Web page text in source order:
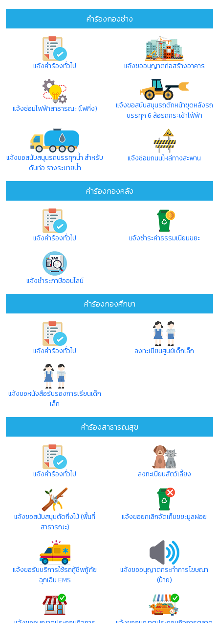
คำร้องกองช่าง
แจ้งคำร้องทั่วไป แจ้งขออนุญาตก่อสร้างอาคาร
แจ้งซ่อมไฟฟ้าสาธารณะ (ไฟกิ่ง)
แจ้งขอสนับสนุนรถตักหน้าขุดหลังรถ
บรรทุก 6 ล้อรถกระเช้าไฟ้ฟ้า
แจ้งขอสนับสนุนรถบรรทุกน้ำ สำหรับ
ดันท่อ รางระบายน้ำ
แจ้งซ่อมถนนไหล่ทางสะพาน
คำร้องกองคลัง
แจ้งคำร้องทั่วไป แจ้งชำระค่าธรรมเนียมขยะ
แจ้งชำระภาษีออนไลน์
คำร้องกองศึกษา
แจ้งคำร้องทั่วไป ลงทะเบียนศูนย์เด็กเล็ก
แจ้งขอหนังสือรับรองการเรียนเด็ก
เล็ก
คำร้องสาธารณสุข
แจ้งคำร้องทั่วไป ลงทะเบียนสัตว์เลี้ยง
แจ้งขอสนับสนุนตัดกิ่งไม้ (พื้นที่
สาธารณะ)
แจ้งขอยกเลิกจัดเก็บขยะมูลฝอย
แจ้งขอรับบริการใช้รถกู้ชีพกู้ภัย
ฉุกเฉิน EMS
แจ้งขออนุญาตกระทำการโฆษณา
(ป้าย)